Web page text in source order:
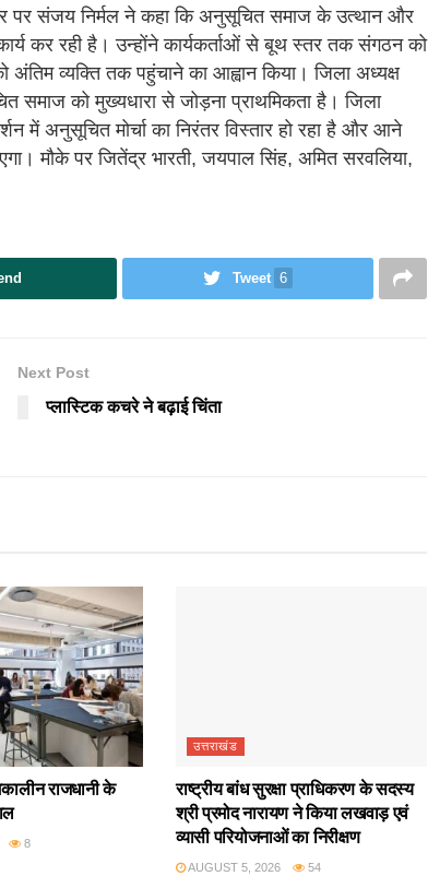
पर संजय निर्मल ने कहा कि अनुसूचित समाज के उत्थान और
कर रही है। उन्होंने कार्यकर्ताओं से बूथ स्तर तक संगठन को
व्यक्ति तक पहुंचाने का आह्वान किया। जिला अध्यक्ष
को मुख्यधारा से जोड़ना प्राथमिकता है। जिला
में अनुसूचित मोर्चा का निरंतर विस्तार हो रहा है और आने
मौके पर जितेंद्र भारती, जयपाल सिंह, अमित सरवलिया,
Tweet 6
Next Post
प्लास्टिक कचरे ने बढ़ाई चिंता
राजधानी के
8
उत्तराखंड
राष्ट्रीय बांध सुरक्षा प्राधिकरण के सदस्य
श्री प्रमोद नारायण ने किया लखवाड़ एवं
व्यासी परियोजनाओं का निरीक्षण
AUGUST 5, 2026 54